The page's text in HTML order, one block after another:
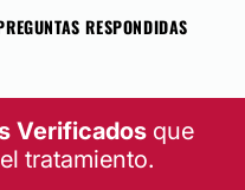
RESPONDIDAS
Verificados que
tratamiento.